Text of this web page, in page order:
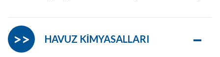
HAVUZ KİMYASALLARI –
>>